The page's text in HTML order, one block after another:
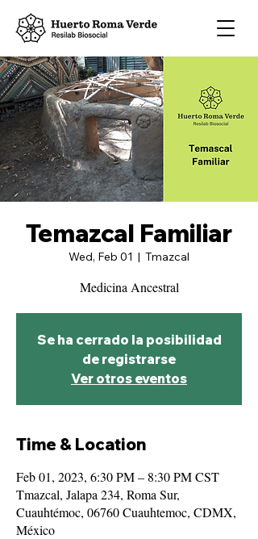
Temazcal Familiar
Wed, Feb 01
  |
Tmazcal
Medicina Ancestral
Se ha cerrado la posibilidad
de registrarse
Ver otros eventos
Time & Location
Feb 01, 2023, 6:30 PM – 8:30 PM CST
Tmazcal, Jalapa 234, Roma Sur,
Cuauhtémoc, 06760 Cuauhtemoc, CDMX,
México